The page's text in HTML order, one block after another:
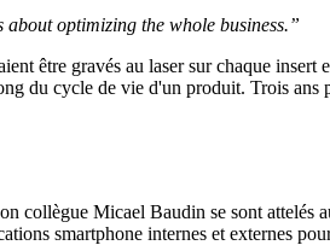
optimizing the whole business.”
être gravés au laser sur chaque insert
du cycle de vie d'un produit. Trois ans
collègue Micael Baudin se sont attelés
smartphone internes et externes